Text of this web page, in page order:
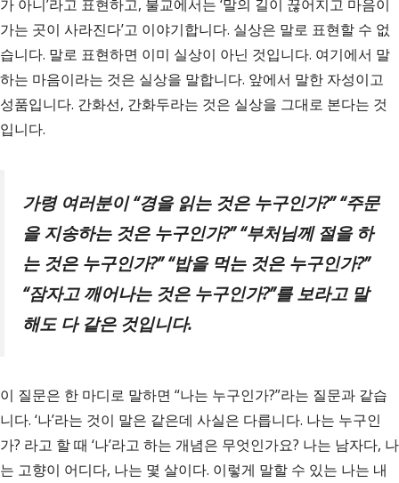
가 아니’라고 표현하고, 불교에서는 ‘말의 길이 끊어지고 마음이
가는 곳이 사라진다’고 이야기합니다. 실상은 말로 표현할 수 없
습니다. 말로 표현하면 이미 실상이 아닌 것입니다. 여기에서 말
하는 마음이라는 것은 실상을 말합니다. 앞에서 말한 자성이고
성품입니다. 간화선, 간화두라는 것은 실상을 그대로 본다는 것
입니다.
가령 여러분이“경을 읽는 것은 누구인가?” “주문
을 지송하는 것은 누구인가?” “부처님께 절을 하
는 것은 누구인가?” “밥을 먹는 것은 누구인가?”
“잠자고 깨어나는 것은 누구인가?”를 보라고 말
해도 다 같은 것입니다.
이 질문은 한 마디로 말하면 “나는 누구인가?”라는 질문과 같습
니다. ‘나’라는 것이 말은 같은데 사실은 다릅니다. 나는 누구인
가? 라고 할 때 ‘나’라고 하는 개념은 무엇인가요? 나는 남자다, 나
는 고향이 어디다, 나는 몇 살이다. 이렇게 말할 수 있는 나는 내